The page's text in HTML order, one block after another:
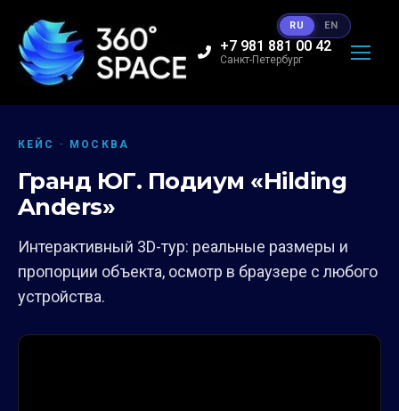
+7 981 881 00 42
Санкт-Петербург
КЕЙС · МОСКВА
Гранд ЮГ. Подиум «Hilding
Anders»
Интерактивный 3D-тур: реальные размеры и
пропорции объекта, осмотр в браузере с любого
устройства.
RU EN